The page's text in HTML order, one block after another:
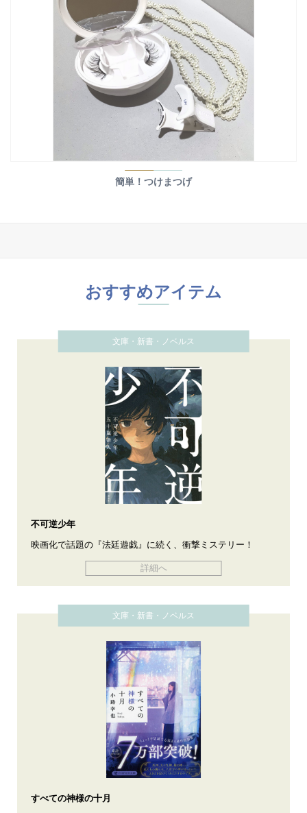
簡単！つけまつげ
おすすめアイテム
文庫・新書・ノベルス
不可逆少年
映画化で話題の『法廷遊戯』に続く、衝撃ミステリー！
詳細へ
文庫・新書・ノベルス
すべての神様の十月